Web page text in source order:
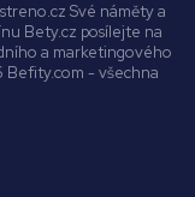
Své náměty a
Bety.cz posílejte na
a marketingového
- všechna